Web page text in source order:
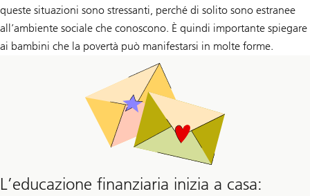
queste situazioni sono stressanti, perché di solito sono estranee
all’ambiente sociale che conoscono. È quindi importante spiegare
ai bambini che la povertà può manifestarsi in molte forme.
L’educazione finanziaria inizia a casa: